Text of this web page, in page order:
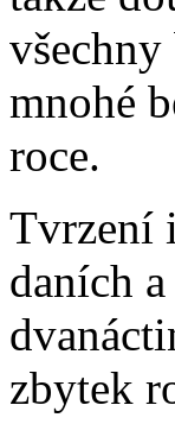
mnohé
roce.
Tvrzení
daních
zbytek